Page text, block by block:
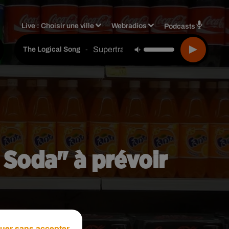
Live :Choisir une ville Webradios Podcasts
The Logical Song - Supertramp
Soda" à prévoir